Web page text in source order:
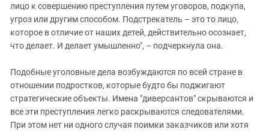
лицо к совершению преступления путем уговоров, подкупа,
угроз или другим способом. Подстрекатель – это то лицо,
которое в отличие от наших детей, действительно осознает,
что делает. И делает умышленно", – подчеркнула она.
Подобные уголовные дела возбуждаются по всей стране в
отношении подростков, которые будто бы поджигают
стратегические объекты. Имена "диверсантов" скрываются и
все эти преступления легко раскрываются следователями.
При этом нет ни одного случая поимки заказчиков или хотя